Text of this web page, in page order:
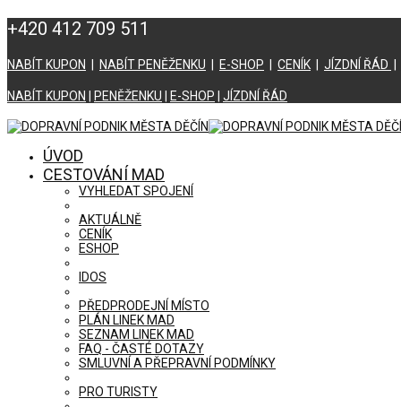
+420 412 709 511
NABÍT KUPON NABÍT PENĚŽENKU E-SHOP CENÍK JÍZDNÍ ŘÁD
NABÍT KUPON PENĚŽENKU E-SHOP JÍZDNÍ ŘÁD
ÚVOD
CESTOVÁNÍ MAD
VYHLEDAT SPOJENÍ
AKTUÁLNĚ
CENÍK
ESHOP
IDOS
PŘEDPRODEJNÍ MÍSTO
PLÁN LINEK MAD
SEZNAM LINEK MAD
FAQ - ČASTÉ DOTAZY
SMLUVNÍ A PŘEPRAVNÍ PODMÍNKY
PRO TURISTY